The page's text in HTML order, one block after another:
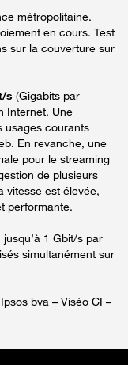
métropolitaine.
en cours. Test
sur la couverture sur
s (Gigabits par
Internet. Une
usages courants
En revanche, une
pour le streaming
de plusieurs
vitesse est élevée,
performante.
1 Gbit/s par
simultanément sur
bva – Viséo CI –